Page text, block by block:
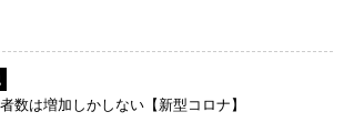
数は増加しかしない【新型コロナ】